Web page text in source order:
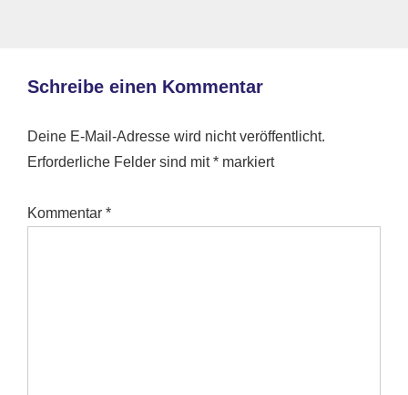
Schreibe einen Kommentar
Deine E-Mail-Adresse wird nicht veröffentlicht.
Erforderliche Felder sind mit* markiert
Kommentar *